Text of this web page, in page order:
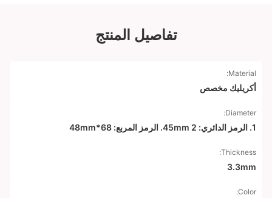
تفاصيل المنتج
Material:
أكريليك مخصص
Diameter:
1. الرمز الدائري: 45mm 2. الرمز المربع: 68*48mm
Thickness:
3.3mm
Color: